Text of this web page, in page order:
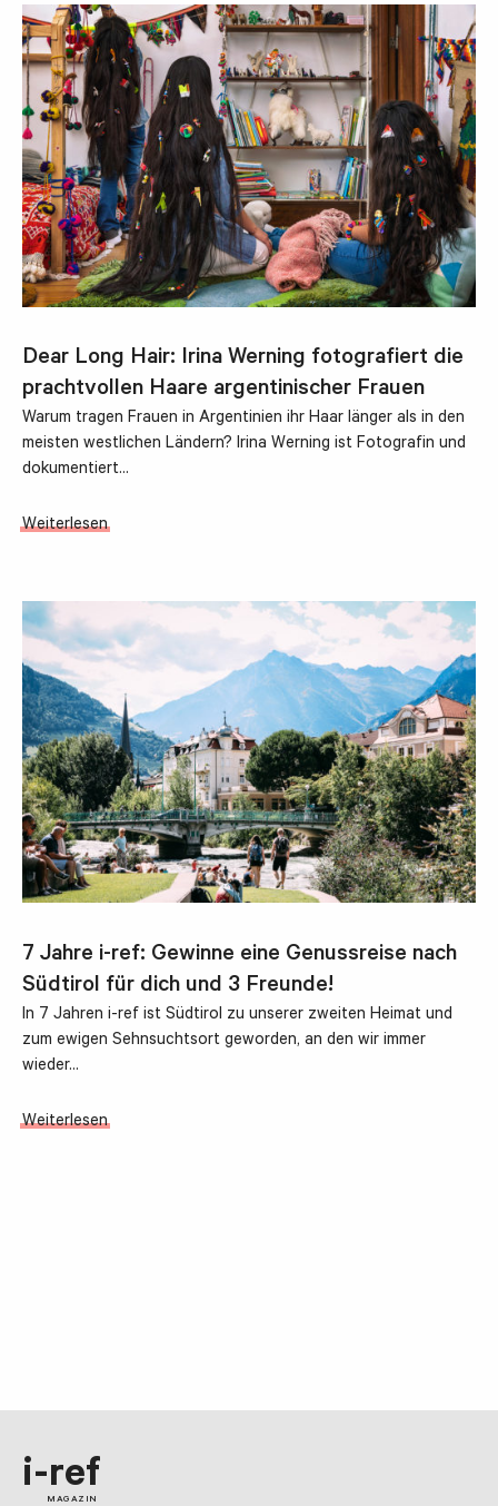
Dear Long Hair: Irina Werning fotografiert die
prachtvollen Haare argentinischer Frauen
Warum tragen Frauen in Argentinien ihr Haar länger als in den
meisten westlichen Ländern? Irina Werning ist Fotografin und
dokumentiert…
Weiterlesen
7 Jahre i-ref: Gewinne eine Genussreise nach
Südtirol für dich und 3 Freunde!
In 7 Jahren i-ref ist Südtirol zu unserer zweiten Heimat und
zum ewigen Sehnsuchtsort geworden, an den wir immer
wieder…
Weiterlesen
i-ref
MAGAZIN